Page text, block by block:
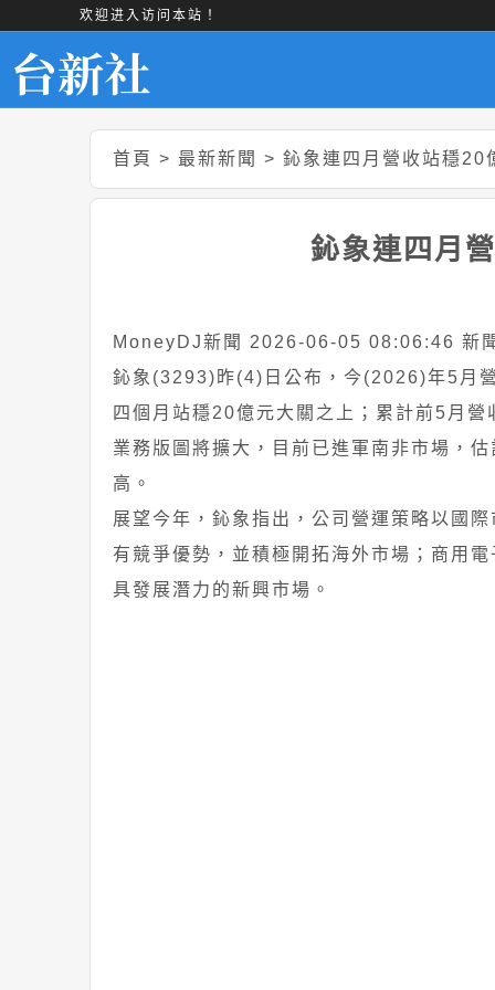
欢迎进入访问本站！
首頁 > 最新新聞 > 鈊象連四月營收站穩20
鈊象連四月
MoneyDJ新聞 2026-06-05 08:06:46 新
鈊象(3293)昨(4)日公布，今(2026)年5月
四個月站穩20億元大關之上；累計前5月
業務版圖將擴大，目前已進軍南非市場，
高。
展望今年，鈊象指出，公司營運策略以國
有競爭優勢，並積極開拓海外市場；商用
具發展潛力的新興市場。